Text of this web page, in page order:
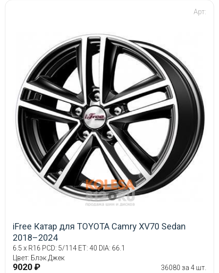
Арт:
iFree Катар для TOYOTA Camry XV70 Sedan
2018–2024
6.5 x R16 PCD: 5/114 ET: 40 DIA: 66.1
Цвет: Блэк Джек
9020 ₽ 36080 за 4 шт.